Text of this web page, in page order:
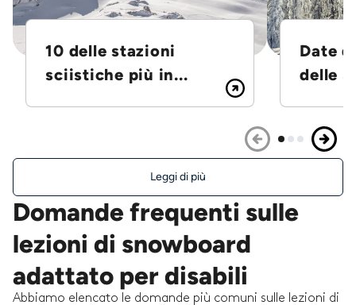
10 delle stazioni
sciistiche più in...
Date
delle
Leggi di più
Domande frequenti sulle
lezioni di snowboard
adattato per disabili
Abbiamo elencato le domande più comuni sulle lezioni di